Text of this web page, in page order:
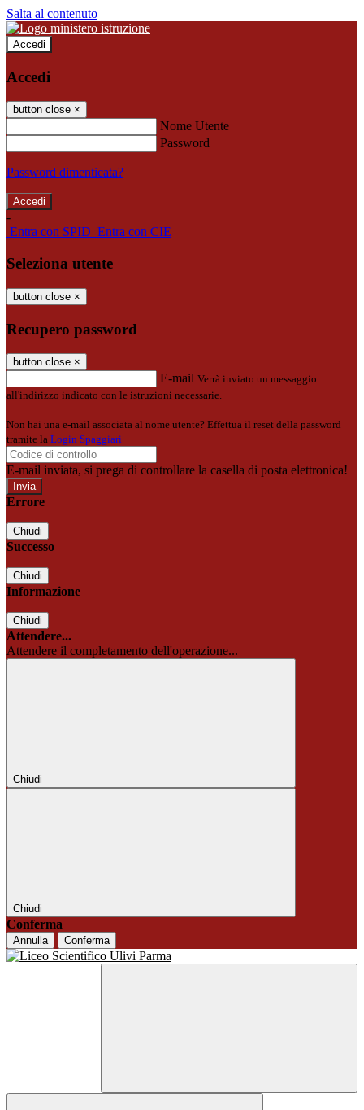
Salta al contenuto
Accedi
Accedi
button close ×
Nome Utente
Password
Password dimenticata?
-
Entra con SPID Entra con CIE
Seleziona utente
button close ×
Recupero password
button close ×
E-mail Verrà inviato un messaggio
all'indirizzo indicato con le istruzioni necessarie.
Non hai una e-mail associata al nome utente? Effettua il reset della password
tramite la Login Spaggiari
E-mail inviata, si prega di controllare la casella di posta elettronica!
Errore
Chiudi
Successo
Chiudi
Informazione
Chiudi
Attendere...
Attendere il completamento dell'operazione...
Chiudi
Chiudi
Conferma
Annulla Conferma